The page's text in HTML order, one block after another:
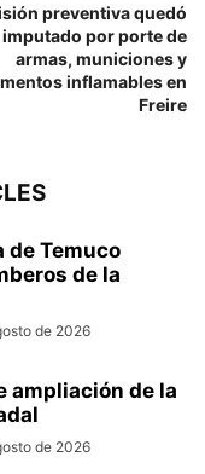
preventiva quedó
imputado por porte de
armas, municiones y
inflamables en
Freire
de Temuco
de la
de 2026
ampliación de la
de 2026